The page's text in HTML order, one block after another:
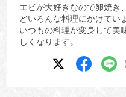
エビが大好きなので卵焼き
どいろんな料理にかけてい
いつもの料理が変身して美
しくなります。